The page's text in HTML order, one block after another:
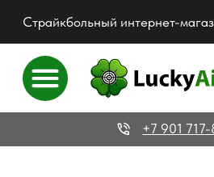
Страйкбольный интернет-магазин Lucky Airsoft
+7 901 717-88-44